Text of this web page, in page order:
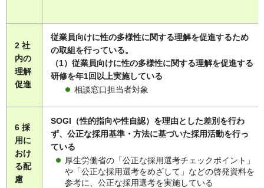
2 社
内の
理解
促進
従業員向けに性の多様性に関する理解を促進するため
の取組を行っている。
（1）従業員向けに性の多様性に関する理解を促進する
研修を年1回以上実施している
相談窓口担当者対象
6 採
用に
おけ
る配
慮
SOGI（性的指向や性自認）を理由とした差別を行わ
ず、公正な採用基準・方法に基づいた採用活動を行っ
ている
厚生労働省の「公正な採用選考チェックポイント」
や「公正な採用選考をめざして」などの啓発資料を
参考に、公正な採用選考を実施している